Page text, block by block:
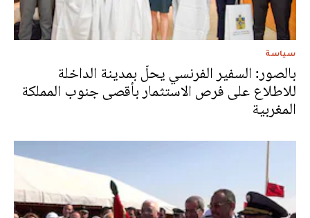
سياسة
بالصور: السفير الفرنسي يحلّ بمدينة الداخلة
للاطلاع على فرص الاستثمار بأقصى جنوب المملكة
المغربية